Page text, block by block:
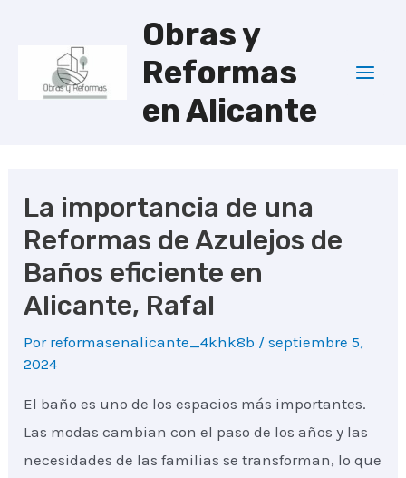
contenido
Obras y
Reformas
en Alicante
La importancia de una
Reformas de Azulejos de
Baños eficiente en
Alicante, Rafal
Por reformasenalicante_4khk8b /septiembre 5,
2024
El baño es uno de los espacios más importantes.
Las modas cambian con el paso de los años y las
necesidades de las familias se transforman, lo que